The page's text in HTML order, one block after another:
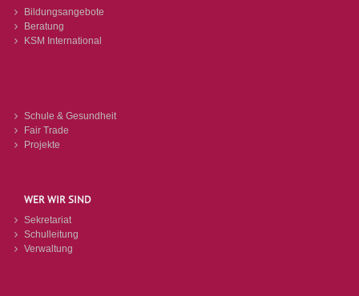
Bildungsangebote
Beratung
KSM International
Schule & Gesundheit
Fair Trade
Projekte
WER WIR SIND
Sekretariat
Schulleitung
Verwaltung